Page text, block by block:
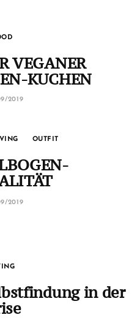
VEGANER
KUCHEN
2019
OUTFIT
2019
in der